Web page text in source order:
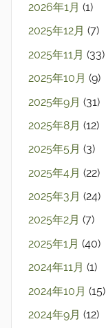
2026年1月 (1)
2025年12月 (7)
2025年11月 (33)
2025年10月 (9)
2025年9月 (31)
2025年8月 (12)
2025年5月 (3)
2025年4月 (22)
2025年3月 (24)
2025年2月 (7)
2025年1月 (40)
2024年11月 (1)
2024年10月 (15)
2024年9月 (12)